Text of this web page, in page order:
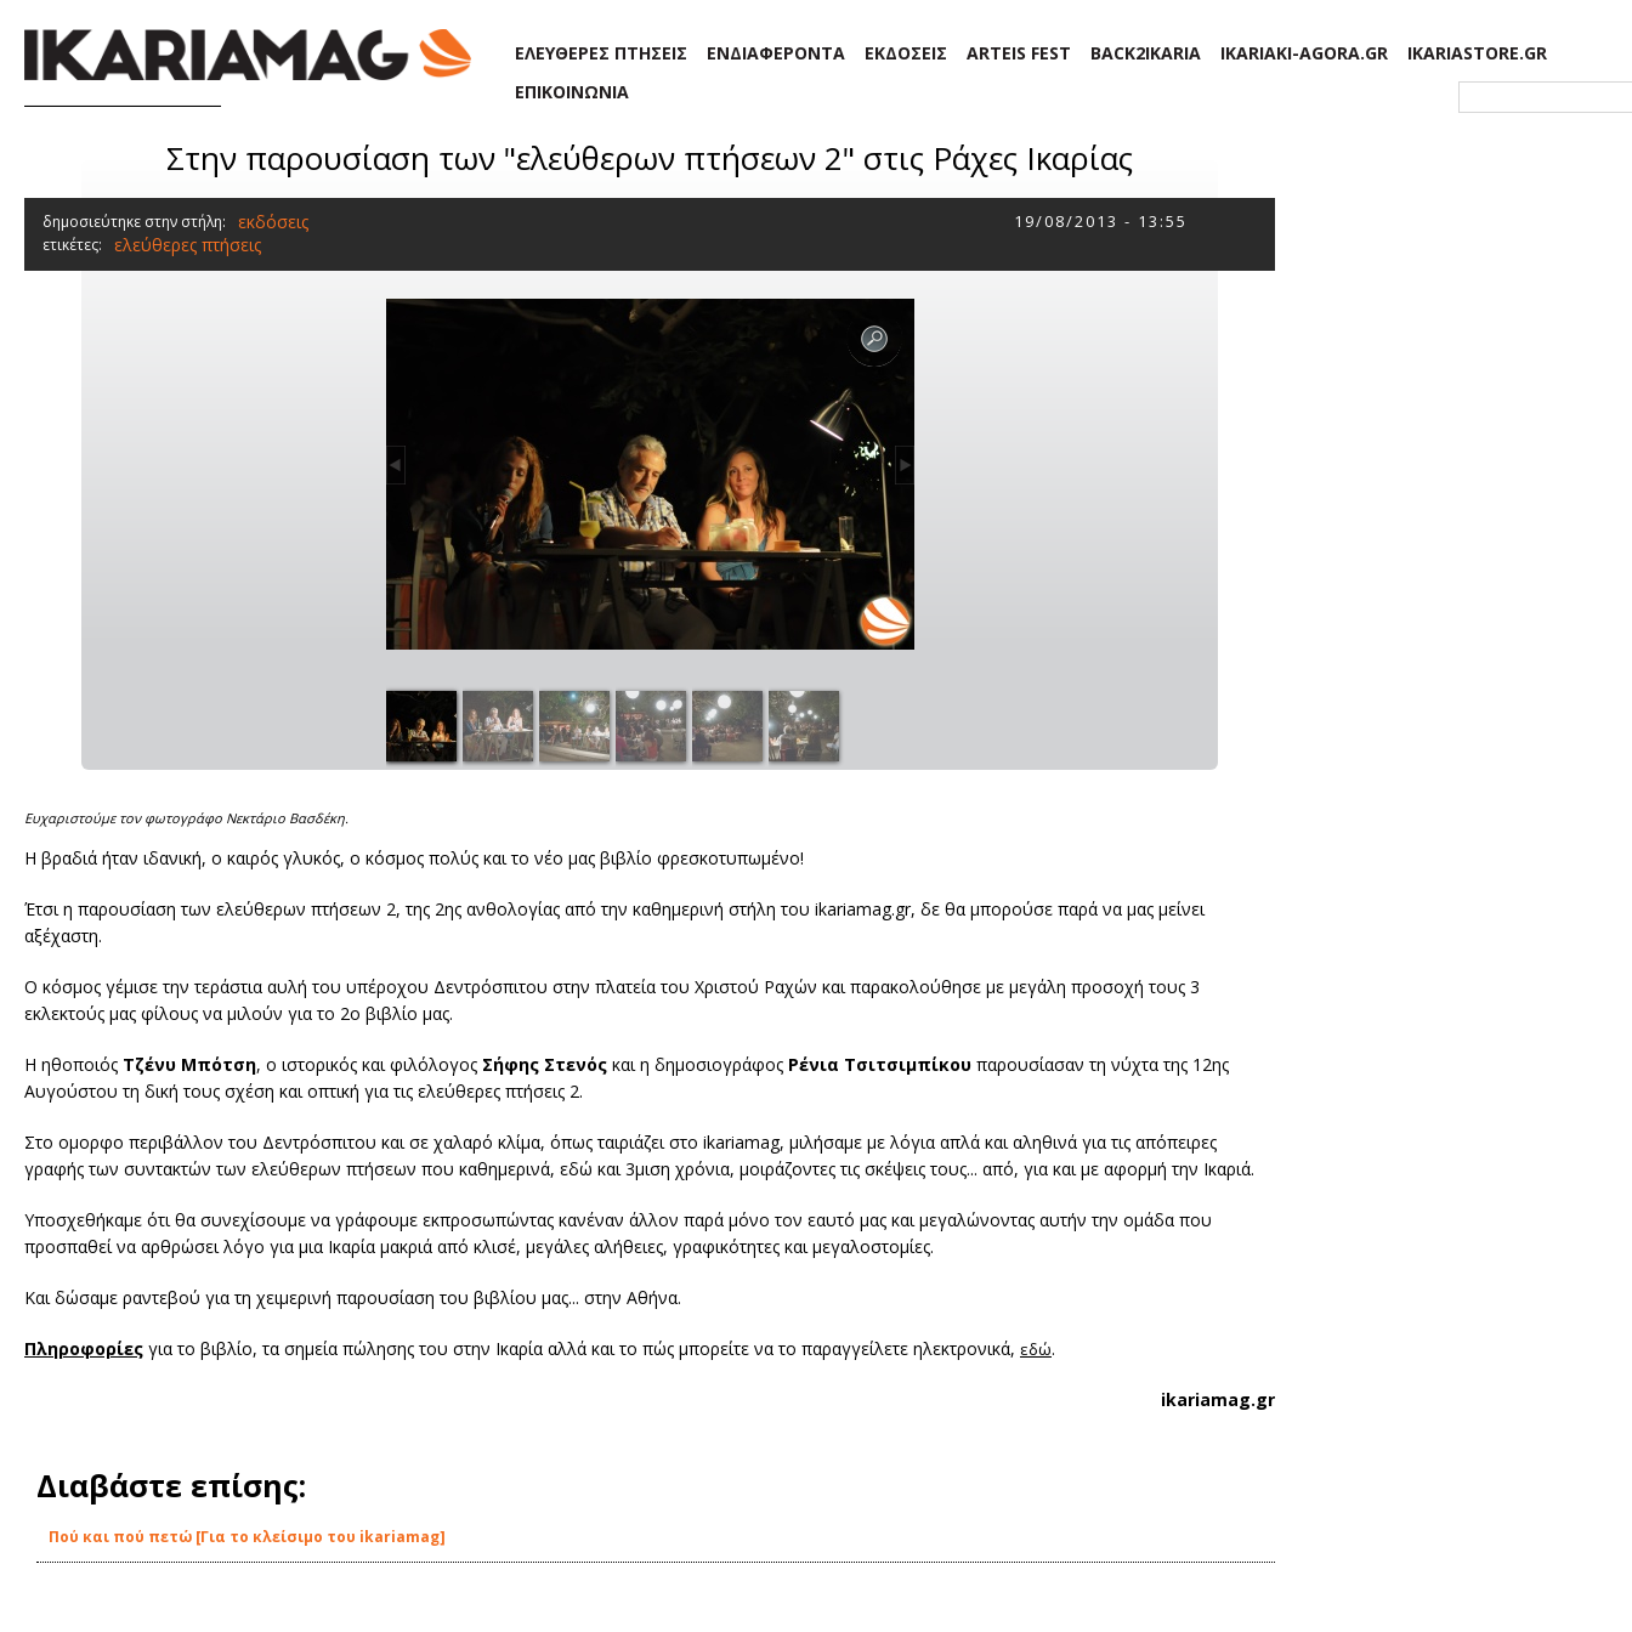
ΕΛΕΥΘΕΡΕΣ ΠΤΗΣΕΙΣ ΕΝΔΙΑΦΕΡΟΝΤΑ ΕΚΔΟΣΕΙΣ ARTEIS FEST BACK2IKARIA IKARIAKI-AGORA.GR
IKARIASTORE.GR
ΕΠΙΚΟΙΝΩΝΙΑ
Στην παρουσίαση των "ελεύθερων πτήσεων 2" στις Ράχες Ικαρίας
δημοσιεύτηκε στην στήλη: εκδόσεις 19/08/2013 - 13:55
ετικέτες: ελεύθερες πτήσεις
Ευχαριστούμε τον φωτογράφο Νεκτάριο Βασδέκη.
Η βραδιά ήταν ιδανική, ο καιρός γλυκός, ο κόσμος πολύς και το νέο μας βιβλίο φρεσκοτυπωμένο!
Έτσι η παρουσίαση των ελεύθερων πτήσεων 2, της 2ης ανθολογίας από την καθημερινή στήλη του ikariamag.gr, δε θα μπορούσε παρά να μας μείνει
αξέχαστη.
Ο κόσμος γέμισε την τεράστια αυλή του υπέροχου Δεντρόσπιτου στην πλατεία του Χριστού Ραχών και παρακολούθησε με μεγάλη προσοχή τους 3
εκλεκτούς μας φίλους να μιλούν για το 2ο βιβλίο μας.
Η ηθοποιός Τζένυ Μπότση, ο ιστορικός και φιλόλογος Σήφης Στενός και η δημοσιογράφος Ρένια Τσιτσιμπίκου παρουσίασαν τη νύχτα της 12ης
Αυγούστου τη δική τους σχέση και οπτική για τις ελεύθερες πτήσεις 2.
Στο ομορφο περιβάλλον του Δεντρόσπιτου και σε χαλαρό κλίμα, όπως ταιριάζει στο ikariamag, μιλήσαμε με λόγια απλά και αληθινά για τις απόπειρες
γραφής των συντακτών των ελεύθερων πτήσεων που καθημερινά, εδώ και 3μιση χρόνια, μοιράζοντες τις σκέψεις τους... από, για και με αφορμή την Ικαριά.
Υποσχεθήκαμε ότι θα συνεχίσουμε να γράφουμε εκπροσωπώντας κανέναν άλλον παρά μόνο τον εαυτό μας και μεγαλώνοντας αυτήν την ομάδα που
προσπαθεί να αρθρώσει λόγο για μια Ικαρία μακριά από κλισέ, μεγάλες αλήθειες, γραφικότητες και μεγαλοστομίες.
Και δώσαμε ραντεβού για τη χειμερινή παρουσίαση του βιβλίου μας... στην Αθήνα.
Πληροφορίες για το βιβλίο, τα σημεία πώλησης του στην Ικαρία αλλά και το πώς μπορείτε να το παραγγείλετε ηλεκτρονικά, εδώ.
ikariamag.gr
Διαβάστε επίσης:
Πού και πού πετώ [Για το κλείσιμο του ikariamag]